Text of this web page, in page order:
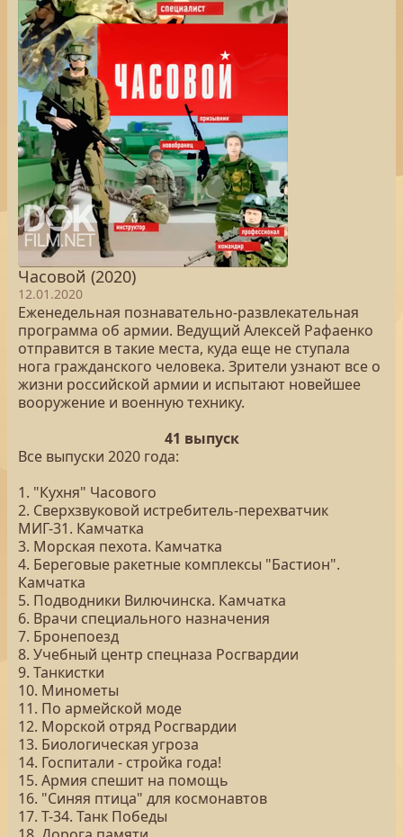
Часовой (2020)
12.01.2020
Еженедельная познавательно-развлекательная
программа об армии. Ведущий Алексей Рафаенко
отправится в такие места, куда еще не ступала
нога гражданского человека. Зрители узнают все о
жизни российской армии и испытают новейшее
вооружение и военную технику.
41 выпуск
Все выпуски 2020 года:
1. "Кухня" Часового
2. Сверхзвуковой истребитель-перехватчик
МИГ-31. Камчатка
3. Морская пехота. Камчатка
4. Береговые ракетные комплексы "Бастион".
Камчатка
5. Подводники Вилючинска. Камчатка
6. Врачи специального назначения
7. Бронепоезд
8. Учебный центр спецназа Росгвардии
9. Танкистки
10. Минометы
11. По армейской моде
12. Морской отряд Росгвардии
13. Биологическая угроза
14. Госпитали - стройка года!
15. Армия спешит на помощь
16. "Синяя птица" для космонавтов
17. Т-34. Танк Победы